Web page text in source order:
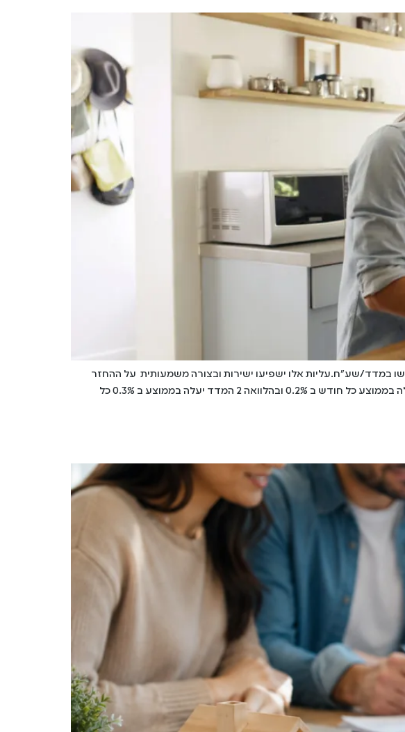
במדד/שע"ח.עליות אלו ישפיעו ישירות ובצורה משמעותית על ההחזר
החודשי שלך. נבחן כעת 2 הלוואות זהות פרט לשינוי החודשי שיתרחש במדד/שע"ח – בהלוואה 1 המדד יעלה בממוצע כל חודש ב 0.2% ובהלוואה 2 המדד יעלה בממוצע ב 0.3% כל